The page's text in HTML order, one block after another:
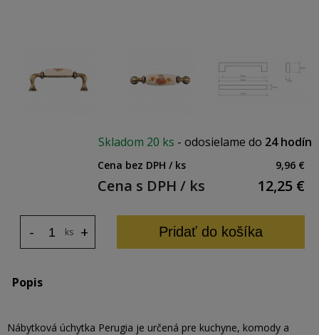
Skladom 20 ks - odosielame do 24 hodín
Cena bez DPH / ks 9,96 €
Cena s DPH / ks 12,25 €
ks +
- Pridať do košíka
Popis
Nábytková úchytka Perugia je určená pre kuchyne, komody a